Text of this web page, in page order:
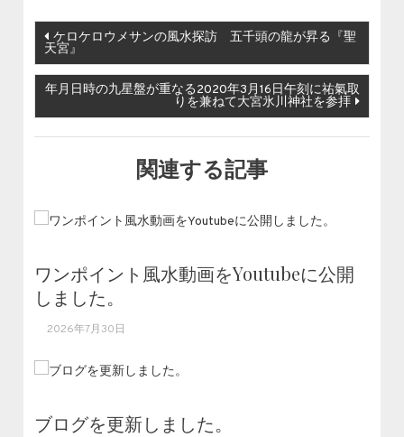
投稿ナビゲーション
ケロケロウメサンの風水探訪 五千頭の龍が昇る『聖
天宮』
年月日時の九星盤が重なる2020年3月16日午刻に祐氣取
りを兼ねて大宮氷川神社を参拝
関連する記事
ワンポイント風水動画をYoutubeに公開
しました。
2026年7月30日
ブログを更新しました。